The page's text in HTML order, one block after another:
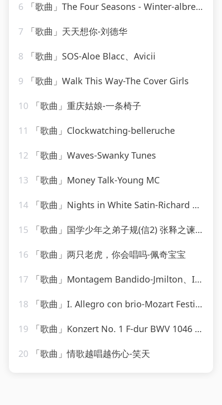
6 「歌曲」The Four Seasons - Winter-albrecht mayer、The King&#39;s Singers
7 「歌曲」天天想你-刘德华
8 「歌曲」SOS-Aloe Blacc、Avicii
9 「歌曲」Walk This Way-The Cover Girls
10 「歌曲」重庆姑娘-一条椅子
11 「歌曲」Clockwatching-belleruche
12 「歌曲」Waves-Swanky Tunes
13 「歌曲」Money Talk-Young MC
14 「歌曲」Nights in White Satin-Richard Clayderman
15 「歌曲」国学少年之弟子规(信2) 张释之谏用上林尉的故事-逸思静巧
16 「歌曲」两只老虎，你会唱吗-佩奇宝宝
17 「歌曲」Montagem Bandido-Jmilton、Itamar MC_20260807_131339
18 「歌曲」I. Allegro con brio-Mozart Festival Orchestra、Alberto Lizzio
19 「歌曲」Konzert No. 1 F-dur BWV 1046 - Allegro-Karl Richter、The Munich Philharmonic Orchestra
20 「歌曲」情歌越唱越伤心-笑天